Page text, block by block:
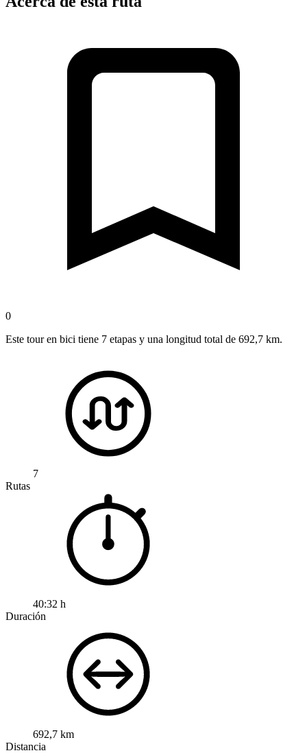
0
Este tour en bici tiene 7 etapas y una longitud total de 692,7 km.
7
Rutas
40:32 h
Duración
692,7 km
Distancia